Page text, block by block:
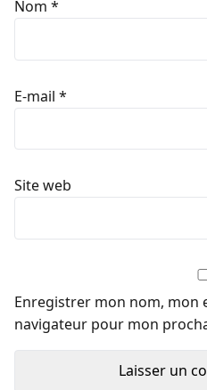
Nom *
E-mail *
Site web
Enregistrer mon nom, mon
navigateur pour mon